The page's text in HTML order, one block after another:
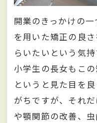
開業のきっかけの
を用いた矯正の良
らいたいという気
小学生の長女もこ
というと見た目を
がちですが、それ
や顎関節の改善、